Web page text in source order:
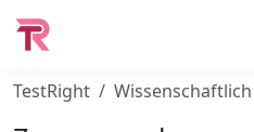
TestRight Wissenschaftlich